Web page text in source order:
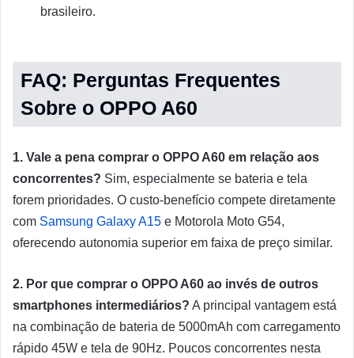
brasileiro.
FAQ: Perguntas Frequentes
Sobre o OPPO A60
1. Vale a pena comprar o OPPO A60 em relação aos
concorrentes? Sim, especialmente se bateria e tela
forem prioridades. O custo-benefício compete diretamente
com Samsung Galaxy A15 e Motorola Moto G54,
oferecendo autonomia superior em faixa de preço similar.
2. Por que comprar o OPPO A60 ao invés de outros
smartphones intermediários? A principal vantagem está
na combinação de bateria de 5000mAh com carregamento
rápido 45W e tela de 90Hz. Poucos concorrentes nesta